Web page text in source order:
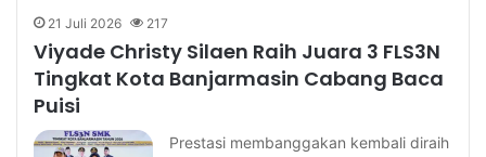
21 Juli 2026 217
Viyade Christy Silaen Raih Juara 3 FLS3N
Tingkat Kota Banjarmasin Cabang Baca
Puisi
Prestasi membanggakan kembali diraih